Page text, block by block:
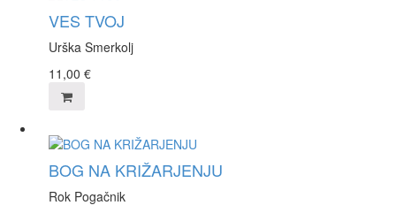
VES TVOJ
Urška Smerkolj
11,00 €
BOG NA KRIŽARJENJU
Rok Pogačnik